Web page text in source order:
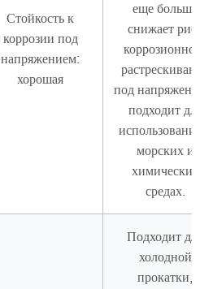
Стойкость к
коррозии под
напряжением:
хорошая
еще больше
снижает
под
подходит
морских и
химических
средах.
Подходит
холодной
прокатки,